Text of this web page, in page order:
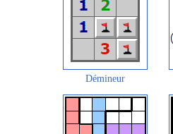
Démineur